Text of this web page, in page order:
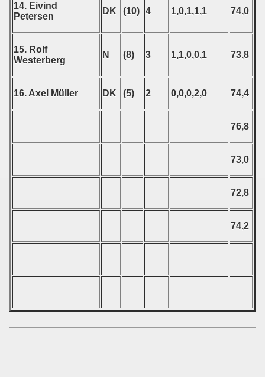
14. Eivind
Petersen
DK (10) 4 1,0,1,1,1 74,0
15. Rolf
Westerberg
N (8) 3 1,1,0,0,1 73,8
16. Axel Müller DK (5) 2 0,0,0,2,0 74,4
76,8
73,0
72,8
74,2
- 2003
- 2004
- 2005
- 2007
- 2011
- 2015